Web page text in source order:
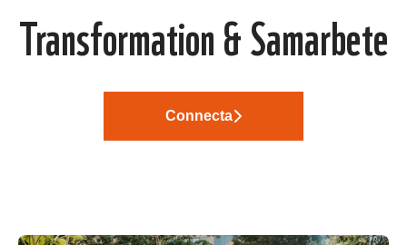
Transformation & Samarbete
Connecta